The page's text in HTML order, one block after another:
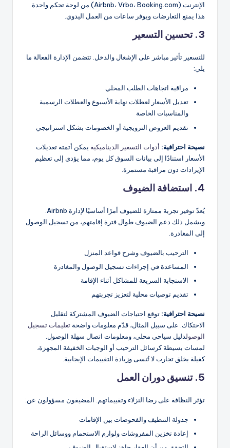
الإنترنت (Airbnb، Vrbo، Booking.com) من لوحة تحكم واحدة.
هذا يمنع التعارضات ويوفر ساعات من العمل اليدوي.
3. تحسين التسعير
للتسعير تأثير مباشر على الإشغال والدخل. تتضمن الإدارة الفعالة ما
يلي:
مراقبة اتجاهات الطلب المحلي
تعديل الأسعار لعطلات نهاية الأسبوع والعطلات الرسمية
والمناسبات الخاصة
تقديم العروض الترويجية أو الخصومات بشكل استراتيجي
نصيحة احترافية: أدوات التسعير الديناميكية يمكن أتمتة تعديلات
الأسعار استنادًا إلى بيانات السوق كل يوم، مما يؤدي إلى تعظيم
الإيرادات دون مراقبة مستمرة.
4. استضافة الضيوف
ويشمل ذلك دعم الضيوف طوال فترة إقامتهم، من تسجيل الوصول
إلى المغادرة.
الترحيب بالضيوف وشرح قواعد المنزل
المساعدة في إجراءات تسجيل الوصول والمغادرة
الاستجابة السريعة للمشاكل أثناء الإقامة
تقديم توصيات محلية لتعزيز تجربتهم
نصيحة احترافية: توقع احتياجات الضيوف المشتركة لتقليل
الاحتكاك. على سبيل المثال، قدّم معلومات واضحة تعليمات تسجيل
الوصولدليل سياحي محلي، ومعلومات اتصال سهلة الوصول.
لمسات بسيطة كرسائل الترحيب أو الوجبات الخفيفة المجهزة،
كفيلة بخلق تجارب لا تُنسى وزيادة التقييمات الإيجابية.
5. تنسيق دوران العمل
تؤثر النظافة على رضا النزلاء وتقييماتهم. المضيفون مسؤولون عن:
جدولة التنظيف والفحوصات بين الإقامات
إعادة تخزين المفروشات ولوازم الاستحمام ووسائل الراحة